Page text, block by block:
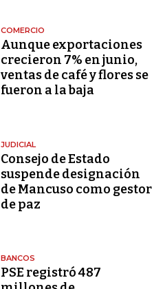
COMERCIO
Aunque exportaciones
crecieron 7% en junio,
ventas de café y flores se
fueron a la baja
JUDICIAL
Consejo de Estado
suspende designación
de Mancuso como gestor
de paz
BANCOS
PSE registró 487